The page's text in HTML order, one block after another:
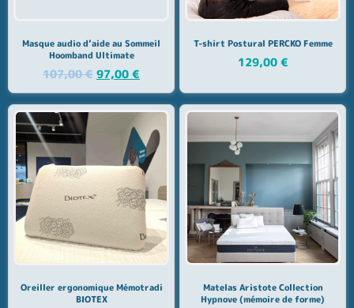
Masque audio d’aide au Sommeil
Hoomband Ultimate
107,00€ 97,00 €
T-shirt Postural PERCKO Femme
129,00 €
Oreiller ergonomique Mémotradi
BIOTEX
Matelas Aristote Collection
Hypnove (mémoire de forme)